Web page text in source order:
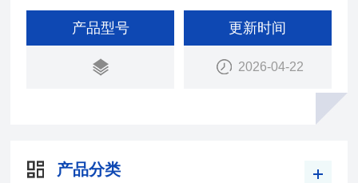
产品型号 更新时间
2026-04-22
产品分类